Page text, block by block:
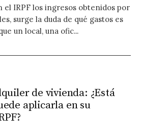
el IRPF los ingresos obtenidos por
surge la duda de qué gastos es
un local, una ofic...
de vivienda: ¿Está
aplicarla en su